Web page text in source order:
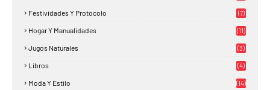
Festividades Y Protocolo (7)
Hogar Y Manualidades (11)
Jugos Naturales (3)
Libros (4)
Moda Y Estilo (14)